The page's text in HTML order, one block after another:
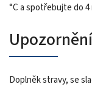
°C a spotřebujte do 4
Upozornění
Doplněk stravy, se